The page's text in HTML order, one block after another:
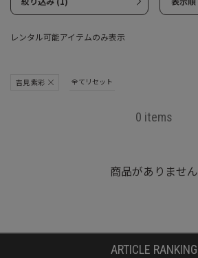
レンタル可能アイテムのみ表示
吉見 紫彩 全てリセット
0 items
商品がありません
ARTICLE RANKING